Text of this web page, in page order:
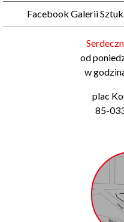
Facebook Galerii
od
w
plac
85-